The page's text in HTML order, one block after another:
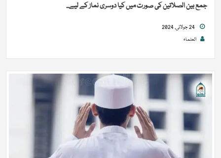
جمع بین الصلاتین کی صورت میں کیا دوسری نماز کے لیے...
العلماء